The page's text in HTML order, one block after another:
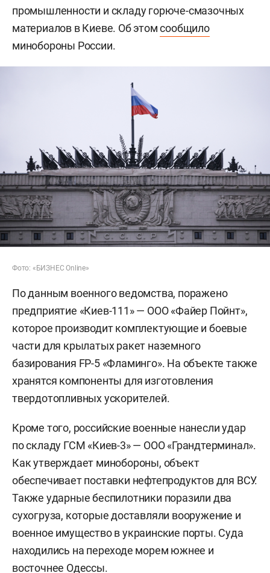
промышленности и складу горюче-смазочных
материалов в Киеве. Об этомсообщило
минобороны России.
Фото: «БИЗНЕС Online»
По данным военного ведомства, поражено
предприятие «Киев-111» — ООО «Файер Пойнт»,
которое производит комплектующие и боевые
части для крылатых ракет наземного
базирования FP-5 «Фламинго». На объекте также
хранятся компоненты для изготовления
твердотопливных ускорителей.
Кроме того, российские военные нанесли удар
по складу ГСМ «Киев-3» — ООО «Грандтерминал».
Как утверждает минобороны, объект
обеспечивает поставки нефтепродуктов для ВСУ.
Также ударные беспилотники поразили два
сухогруза, которые доставляли вооружение и
военное имущество в украинские порты. Суда
находились на переходе морем южнее и
восточнее Одессы.